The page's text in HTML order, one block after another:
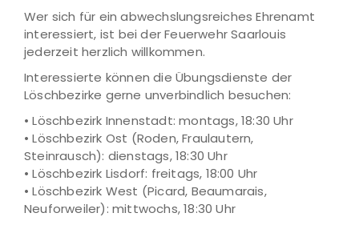
Wer sich für ein abwechslungsreiches Ehrenamt
interessiert, ist bei der Feuerwehr Saarlouis
jederzeit herzlich willkommen.
Interessierte können die Übungsdienste der
Löschbezirke gerne unverbindlich besuchen:
• Löschbezirk Innenstadt: montags, 18:30 Uhr
• Löschbezirk Ost (Roden, Fraulautern,
Steinrausch): dienstags, 18:30 Uhr
• Löschbezirk Lisdorf: freitags, 18:00 Uhr
• Löschbezirk West (Picard, Beaumarais,
Neuforweiler): mittwochs, 18:30 Uhr